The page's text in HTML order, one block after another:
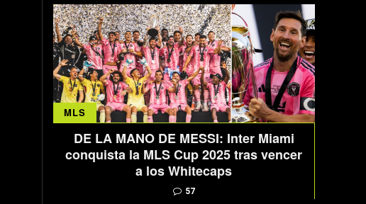
MLS
DE LA MANO DE MESSI: Inter Miami
conquista la MLS Cup 2025 tras vencer
a los Whitecaps
57